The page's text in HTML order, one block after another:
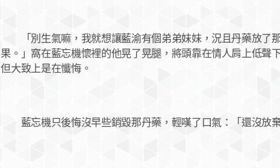
「別生氣嘛，我就想讓藍渝有個弟弟妹妹，況且丹藥放了
果。」窩在藍忘機懷裡的他晃了晃腿，將頭靠在情人肩上低聲
但大致上是在懺悔。
藍忘機只後悔沒早些銷毀那丹藥，輕嘆了口氣：「還沒放棄